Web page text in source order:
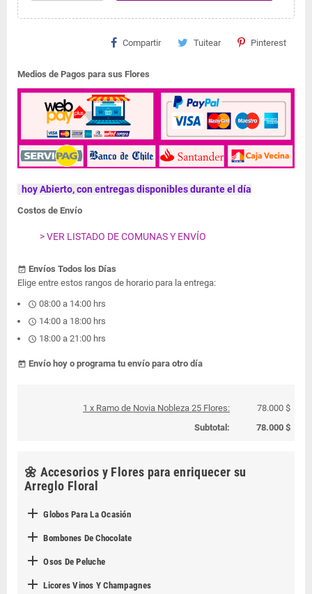
Compartir Tuitear Pinterest
Medios de Pagos para sus Flores
hoy Abierto, con entregas disponibles durante el día
Costos de Envío
> VER LISTADO DE COMUNAS Y ENVÍO
event_available Envíos Todos los Días
Elige entre estos rangos de horario para la entrega:
schedule 08:00 a 14:00 hrs
schedule 14:00 a 18:00 hrs
schedule 18:00 a 21:00 hrs
today Envío hoy o programa tu envío para otro día
1 x Ramo de Novia Nobleza 25 Flores:
78.000 $
Subtotal:
78.000 $
🌼 Accesorios y Flores para enriquecer su
Arreglo Floral
 Globos Para La Ocasión
 Bombones De Chocolate
 Osos De Peluche
 Licores Vinos Y Champagnes